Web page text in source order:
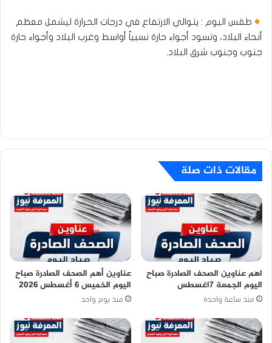
طقس اليوم : يتوالي الارتفاع في درجات الحرارة ليشمل معظم
أنحاء البلاد، وتسود أجواء حارة نسبياً أواسط وغرب البلاد وأجواء حارة
جنوب وجنوب شرق البلاد.​
مقالات ذات صلة
اهم عناوين الصحف الصادرة صباح
اليوم الجمعة 7اغسطس
منذ ساعة واحدة
عناوين أهم الصحف الصادرة صباح
اليوم الخميس 6 أغسطس 2026
منذ يوم واحد